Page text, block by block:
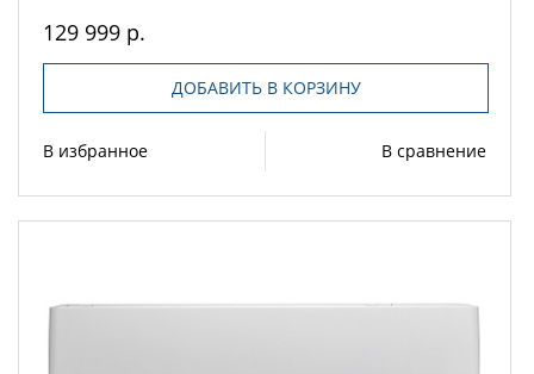
129 999 р.
ДОБАВИТЬ В КОРЗИНУ
В избранное В сравнение